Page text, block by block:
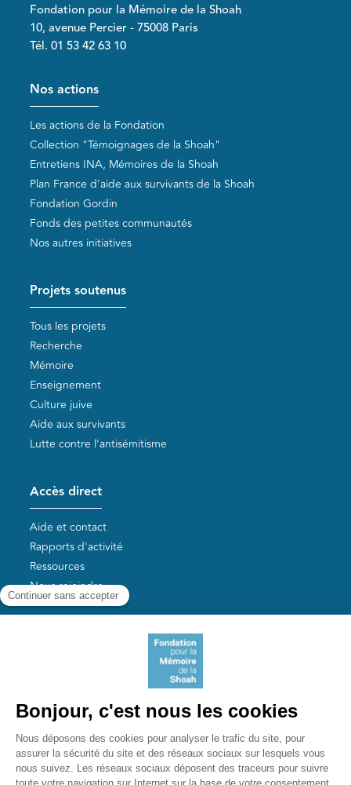
Fondation pour la Mémoire de la Shoah
10, avenue Percier - 75008 Paris
Tél. 01 53 42 63 10
Pied de page
Nos actions
Les actions de la Fondation
Collection "Témoignages de la Shoah"
Entretiens INA, Mémoires de la Shoah
Plan France d'aide aux survivants de la Shoah
Fondation Gordin
Fonds des petites communautés
Nos autres initiatives
Projets soutenus
Tous les projets
Recherche
Mémoire
Enseignement
Culture juive
Aide aux survivants
Lutte contre l'antisémitisme
Accès direct
Aide et contact
Rapports d'activité
Ressources
Nous rejoindre
Aide aux survivants de la Shoah
Liens utiles
Mémorial de la Shoah